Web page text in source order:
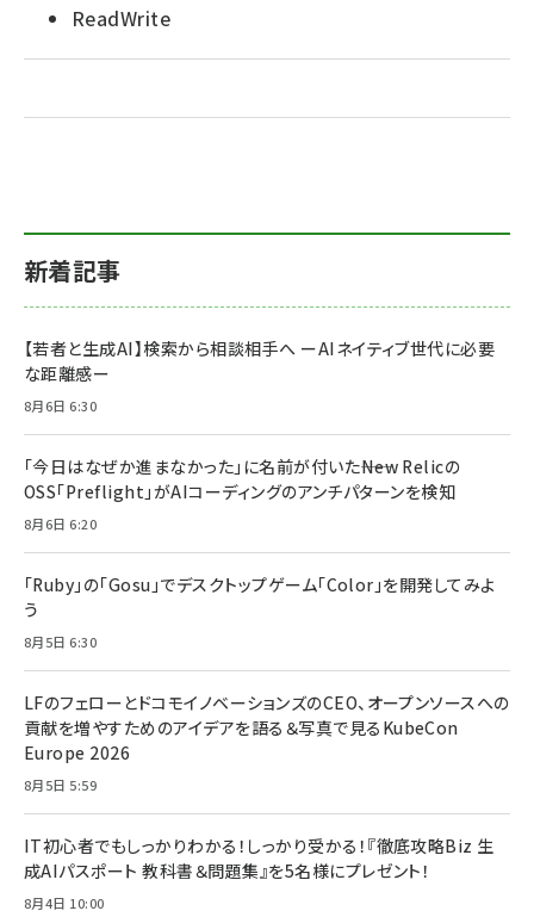
ReadWrite
新着記事
【若者と生成AI】検索から相談相手へ ーAIネイティブ世代に必要
な距離感ー
8月6日 6:30
「今日はなぜか進まなかった」に名前が付いた――New Relicの
OSS「Preflight」がAIコーディングのアンチパターンを検知
8月6日 6:20
「Ruby」の「Gosu」でデスクトップゲーム「Color」を開発してみよ
う
8月5日 6:30
LFのフェローとドコモイノベーションズのCEO、オープンソースへの
貢献を増やすためのアイデアを語る＆写真で見るKubeCon
Europe 2026
8月5日 5:59
IT初心者でもしっかりわかる！しっかり受かる！『徹底攻略Biz 生
成AIパスポート 教科書＆問題集』を5名様にプレゼント！
8月4日 10:00